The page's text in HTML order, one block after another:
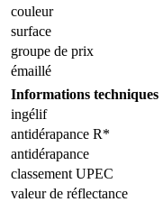
couleur
surface
groupe de prix
émaillé
Informations techniques
ingélif
antidérapance R*
antidérapance
classement UPEC
valeur de réflectance